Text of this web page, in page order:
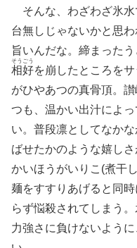
そんな、わざわざ氷水
台無しじゃないかと思
旨いんだな。締まった
相好
そうごう
を崩したところを
がひやあつの真骨頂。
つも、温かい出汁によ
い。普段凛としてなか
ばせたかのような嬉し
かいほうがいりこ(煮干
麺をすすりあげると同
らず悩殺されてしまう
力強さに負けないよう